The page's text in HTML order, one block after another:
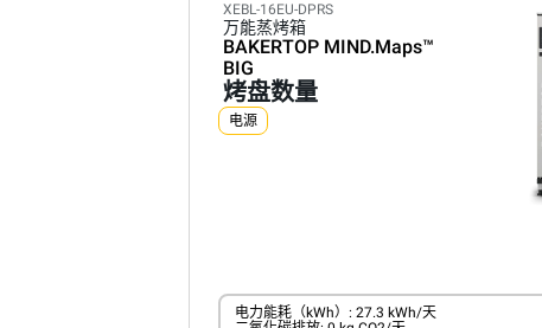
XEBL-16EU-DPRS
万能蒸烤箱
BAKERTOP MIND.Maps™
BIG
烤盘数量
电源
电力能耗（kWh）: 27.3 kWh/天